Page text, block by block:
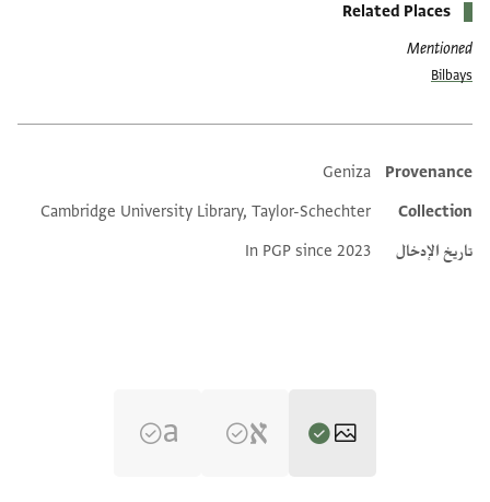
Related Places
Mentioned
Bilbays
Additional metadata
Provenance
Geniza
Collection
Cambridge University Library, Taylor-Schechter
تاريخ الإدخال
In PGP since 2023